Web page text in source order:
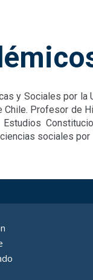
y Sociales por
Chile. Profesor de
sociales por